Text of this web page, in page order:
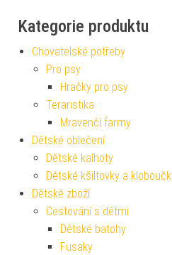
Kategorie produktu
Chovatelské potřeby
Pro psy
Hračky pro psy
Teraristika
Mravenčí farmy
Dětské oblečení
Dětské kalhoty
Dětské kšiltovky a
Dětské zboží
Cestování s dětmi
Dětské batohy
Fusaky